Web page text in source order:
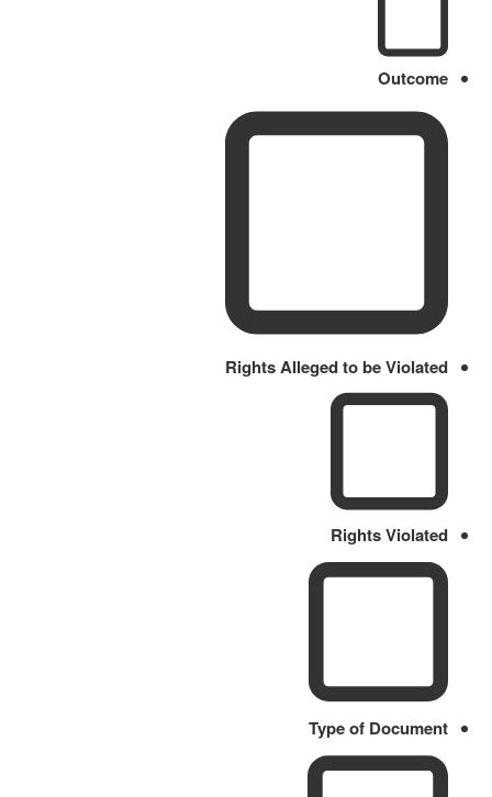
Outcome
Rights Alleged to be Violated
Rights Violated
Type of Document